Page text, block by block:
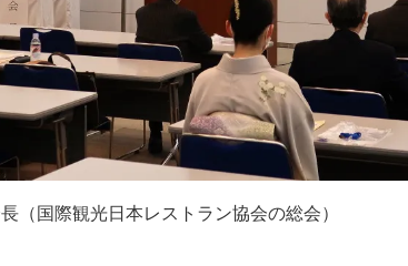
（国際観光日本レストラン協会の総会）